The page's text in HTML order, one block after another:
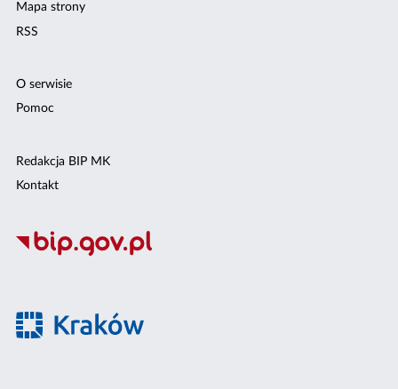
Mapa strony
RSS
O serwisie
Pomoc
Redakcja BIP MK
Kontakt